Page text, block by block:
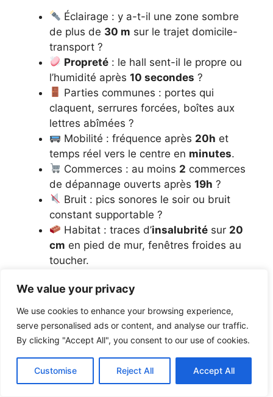
We value your privacy
We use cookies to enhance your browsing experience,
serve personalised ads or content, and analyse our traffic.
By clicking "Accept All", you consent to our use of cookies.
Customise Reject All Accept All
Éclairage : y a-t-il une zone sombre
de plus de 30 m sur le trajet domicile-
transport ?
Propreté : le hall sent-il le propre ou
l’humidité après 10 secondes ?
Parties communes : portes qui
claquent, serrures forcées, boîtes aux
lettres abîmées ?
Mobilité : fréquence après 20h et
temps réel vers le centre en minutes.
Commerces : au moins 2 commerces
de dépannage ouverts après 19h ?
Bruit : pics sonores le soir ou bruit
constant supportable ?
Habitat : traces d’insalubrité sur 20
cm en pied de mur, fenêtres froides au
toucher.
de piétons à21h, signe de flux.
ATTENTION PIÈGE
Le piège numéro 1, c’est “le prix